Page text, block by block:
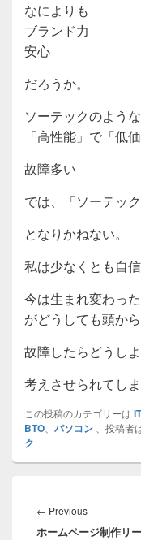
なによりも
ブランド力
安心
だろうか。
ソーテックのような
「高性能」で「低
故障多い
では、「ソーテッ
となりかねない。
私は少なくとも自
今は生まれ変わっ
がどうしても頭か
故障したらどうし
考えさせられてし
この投稿のカテゴリーは
BTO パソコン 、投稿者
ク
稿
ナ
← PreviousPrevious
post:
ホームページ制作リ